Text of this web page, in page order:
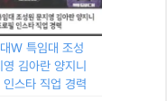
W 특임대 조성
김아란 양지니
인스타 직업 경력